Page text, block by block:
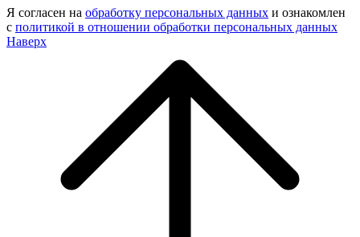
Я согласен на обработку персональных данных и ознакомлен
с политикой в отношении обработки персональных данных
Наверх